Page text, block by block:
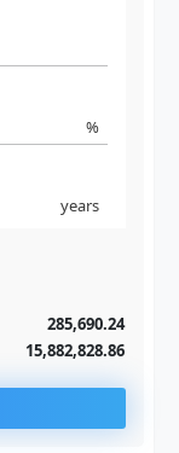
%
years
285,690.24
15,882,828.86